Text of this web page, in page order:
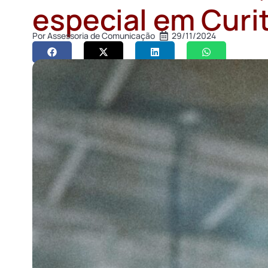
especial em
PorAssessoria de Comunicação 29/11/2024